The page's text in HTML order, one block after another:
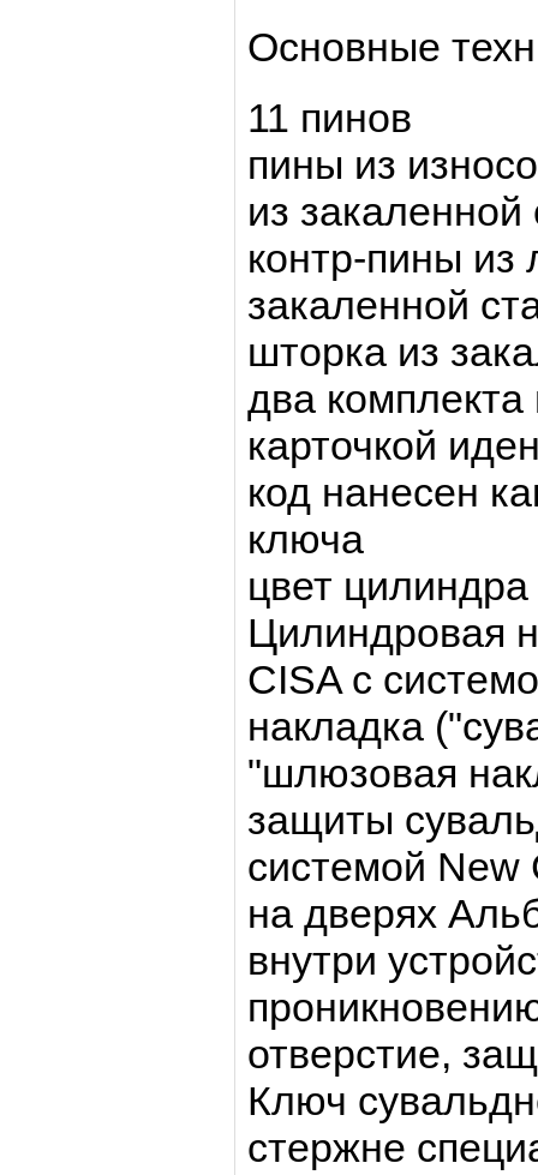
Основные
11 пинов
пины из
из закаленной
контр-пины из
закаленной
шторка из
два
карточкой
код нанесен
ключа
цвет
Цилиндровая
CISA с
накладка
"шлюзовая
защиты
системой New
на дверях
внутри
отверстие,
Ключ
стержне